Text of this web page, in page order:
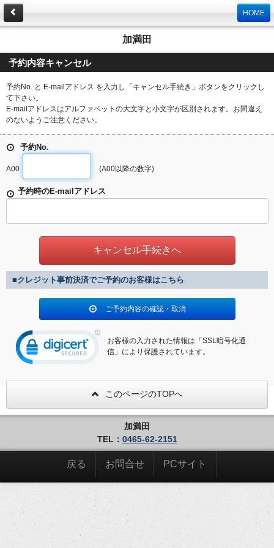
HOME
加満田
予約内容キャンセル
予約No. と E-mailアドレス を入力し「キャンセル手続き」ボタンをクリックし
て下さい。
E-mailアドレスはアルファベットの大文字と小文字が区別されます。お間違え
のないようご注意ください。
予約No.
A00 (A00以降の数字)
予約時のE-mailアドレス
■クレジット事前決済でご予約のお客様はこちら
ご予約内容の確認・取消
お客様の入力された情報は「SSL暗号化通
信」により保護されています。
このページのTOPへ
加満田
TEL： 0465-62-2151
戻る お問合せ PCサイト